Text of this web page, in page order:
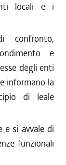
locali e i
confronto,
e
degli enti
informano la
di leale
e si avvale di
funzionali